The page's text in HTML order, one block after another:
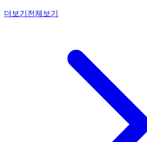
더보기 전체보기